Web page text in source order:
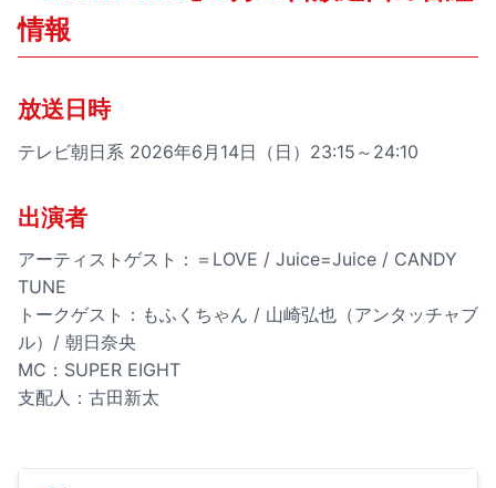
情報
放送日時
テレビ朝日系 2026年6月14日（日）23:15～24:10
出演者
アーティストゲスト：＝LOVE / Juice=Juice / CANDY
TUNE
トークゲスト：もふくちゃん / 山崎弘也（アンタッチャブ
ル）/ 朝日奈央
MC：SUPER EIGHT
支配人：古田新太